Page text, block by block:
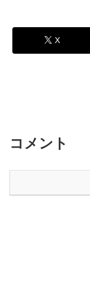
X
コメント